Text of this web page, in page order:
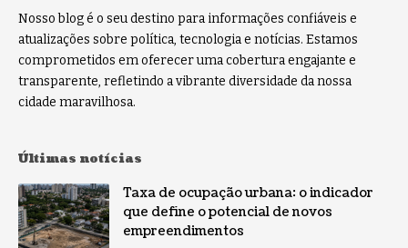
Nosso blog é o seu destino para informações confiáveis e
atualizações sobre política, tecnologia e notícias. Estamos
comprometidos em oferecer uma cobertura engajante e
transparente, refletindo a vibrante diversidade da nossa
cidade maravilhosa.
Últimas notícias
Taxa de ocupação urbana: o indicador
que define o potencial de novos
empreendimentos